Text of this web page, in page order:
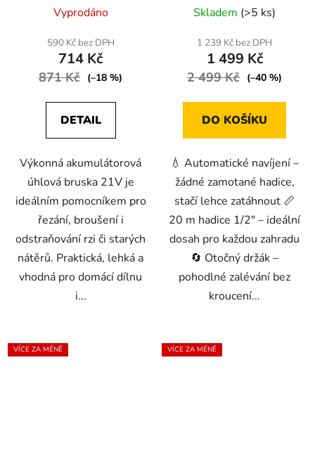
Vyprodáno
590 Kč bez DPH
714 Kč
871 Kč (–18 %)
DETAIL
Výkonná akumulátorová
úhlová bruska 21V je
ideálním pomocníkem pro
řezání, broušení i
odstraňování rzi či starých
nátěrů. Praktická, lehká a
vhodná pro domácí dílnu
i...
hodnocení
produktu
je
5,0
5
Skladem (>5 ks)
1 239 Kč bez DPH
1 499 Kč
2 499 Kč (–40 %)
DO KOŠÍKU
💧 Automatické navíjení –
žádné zamotané hadice,
stačí lehce zatáhnout 📏
20 m hadice 1/2" – ideální
dosah pro každou zahradu
🔄 Otočný držák –
pohodlné zalévání bez
kroucení...
VÍCE ZA MÉNĚ VÍCE ZA MÉNĚ